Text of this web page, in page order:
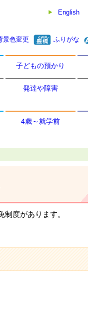
English
景色変更 ふりがな
子どもの預かり
発達や障害
4歳～就学前
度があります。